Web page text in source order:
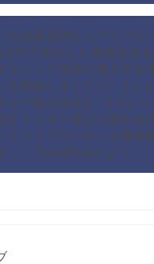
ル資産運用ならマイプロ
円で安心した老後資金
フショア保険の個人年金
を開始しました に
【ジ
ャー株式会社】 【マレー
】インター選びの思わぬ
てマイプロパティが徹底
。 – TrendPulse より